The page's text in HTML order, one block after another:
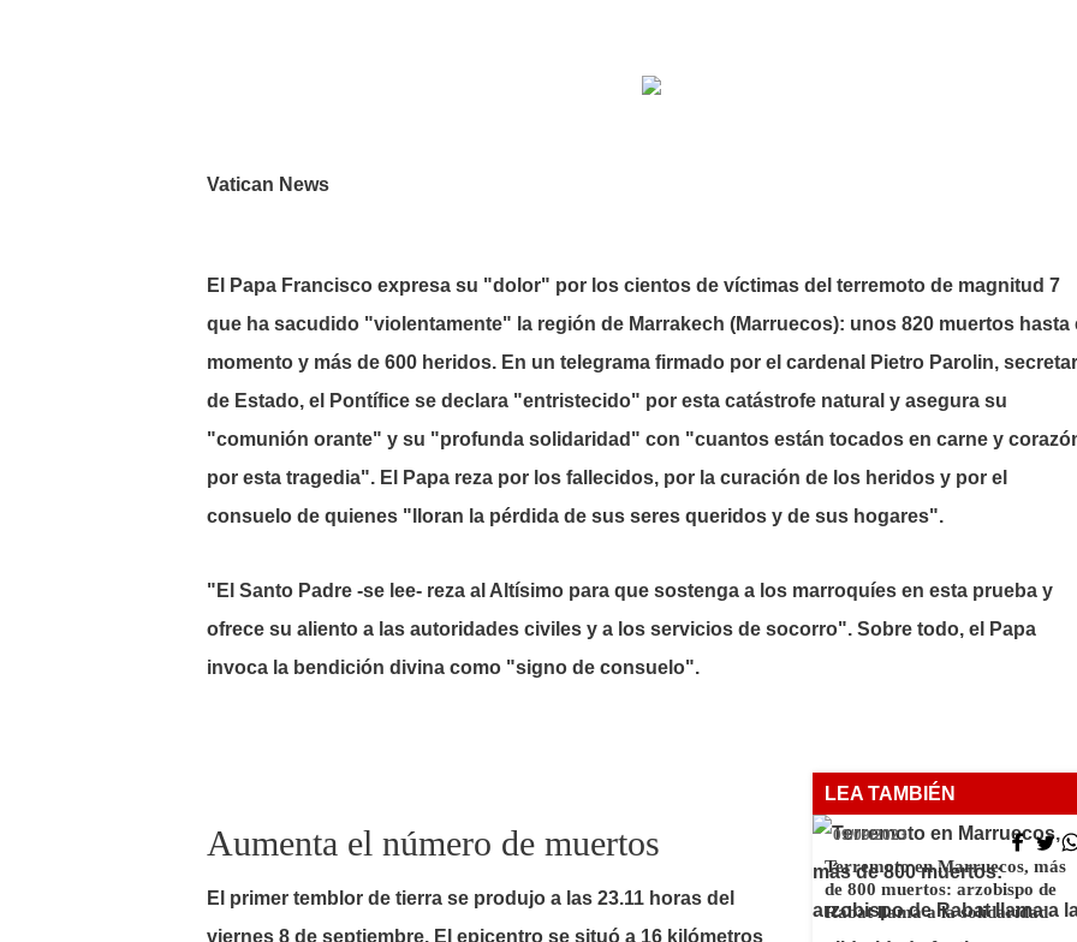
Vatican News
El Papa Francisco expresa su "dolor" por los cientos de víctimas del terremoto de magnitud 7
que ha sacudido "violentamente" la región de Marrakech (Marruecos): unos 820 muertos hasta
momento y más de 600 heridos. En un telegrama firmado por el cardenal Pietro Parolin,
de Estado, el Pontífice se declara "entristecido" por esta catástrofe natural y asegura su
"comunión orante" y su "profunda solidaridad" con "cuantos están tocados en carne y
por esta tragedia". El Papa reza por los fallecidos, por la curación de los heridos y por el
consuelo de quienes "lloran la pérdida de sus seres queridos y de sus hogares".
"El Santo Padre -se lee- reza al Altísimo para que sostenga a los marroquíes en esta prueba y
ofrece su aliento a las autoridades civiles y a los servicios de socorro". Sobre todo, el Papa
invoca la bendición divina como "signo de consuelo".
LEA TAMBIÉN
09/09/2023
Terremoto en Marruecos, más
de 800 muertos: arzobispo de
Rabat llama a la solidaridad
Aumenta el número de muertos
El primer temblor de tierra se produjo a las 23.11 horas del
viernes 8 de septiembre. El epicentro se situó a 16 kilómetros